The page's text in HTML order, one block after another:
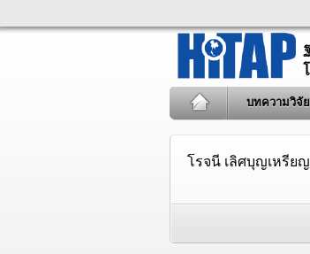
บทความวิจัย
โรจนี เลิศบุญเหรียญ